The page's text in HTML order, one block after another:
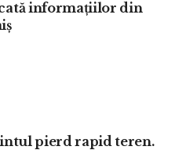
informațiilor din
pierd rapid teren.